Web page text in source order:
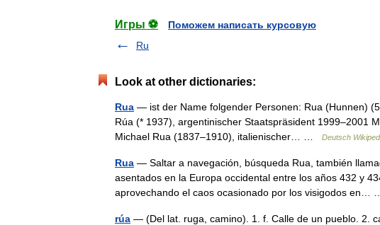
Игры ⚽
Поможем написать курсовую
Ru
Look at other dictionaries:
Rua — ist der Name folgender Personen: Rua (Hunnen)
Rúa (* 1937), argentinischer Staatspräsident 1999–2001
Michael Rua (1837–1910), italienischer… …
Deutsch
Rua — Saltar a navegación, búsqueda Rua, también
asentados en la Europa occidental entre los años 432 y
aprovechando el caos ocasionado por los visigodos en…
rúa — (Del lat. ruga, camino). 1. f. Calle de un pueblo. 2.